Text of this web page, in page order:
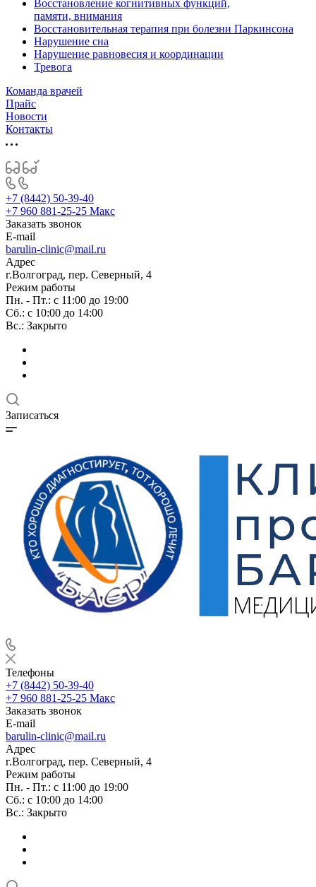
Восстановление когнитивных функций,
памяти, внимания
Восстановительная терапия при болезни Паркинсона
Нарушение сна
Нарушение равновесия и координации
Тревога
Команда врачей
Прайс
Новости
Контакты
+7 (8442) 50-39-40
+7 960 881-25-25 Макс
Заказать звонок
E-mail
barulin-clinic@mail.ru
Адрес
г.Волгоград, пер. Северный, 4
Режим работы
Пн. - Пт.: с 11:00 до 19:00
Сб.: с 10:00 до 14:00
Вс.: Закрыто
Записаться
Телефоны
+7 (8442) 50-39-40
+7 960 881-25-25 Макс
Заказать звонок
E-mail
barulin-clinic@mail.ru
Адрес
г.Волгоград, пер. Северный, 4
Режим работы
Пн. - Пт.: с 11:00 до 19:00
Сб.: с 10:00 до 14:00
Вс.: Закрыто